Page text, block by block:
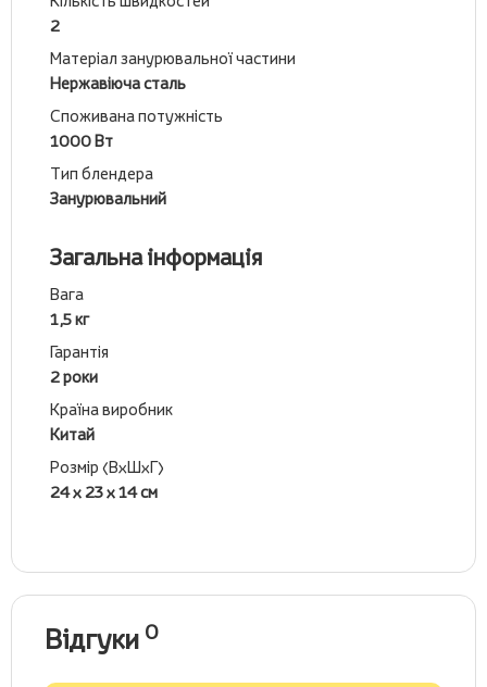
2
Матеріал занурювальної частини
Нержавіюча сталь
Споживана потужність
1000 Вт
Тип блендера
Занурювальний
Загальна інформація
Вага
1,5 кг
Гарантія
2 роки
Країна виробник
Китай
Розмір (ВхШхГ)
24 х 23 х 14 см
Відгуки 0